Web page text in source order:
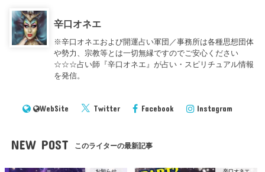
辛口オネエ
※辛口オネエおよび開運占い軍団／事務所は各種思想団体
や勢力、宗教等とは一切無縁ですのでご安心ください
☆☆☆占い師『辛口オネエ』が占い・スピリチュアル情報
を発信。
WebSite Twitter Facebook Instagram
NEW POST このライターの最新記事